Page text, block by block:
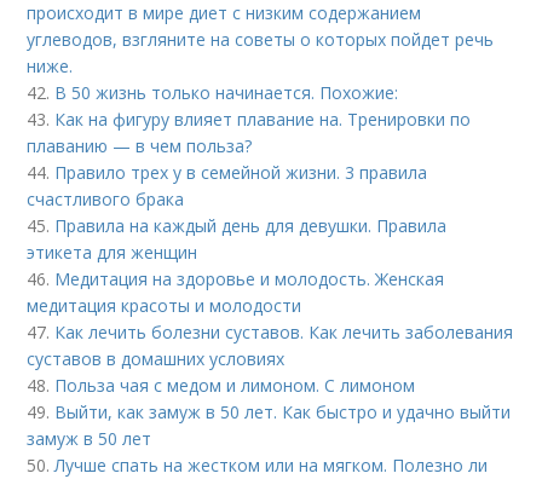
происходит в мире диет с низким содержанием
углеводов, взгляните на советы о которых пойдет речь
ниже.
42. В 50 жизнь только начинается. Похожие:
43. Как на фигуру влияет плавание на. Тренировки по
плаванию — в чем польза?
44. Правило трех у в семейной жизни. 3 правила
счастливого брака
45. Правила на каждый день для девушки. Правила
этикета для женщин
46. Медитация на здоровье и молодость. Женская
медитация красоты и молодости
47. Как лечить болезни суставов. Как лечить заболевания
суставов в домашних условиях
48. Польза чая с медом и лимоном. С лимоном
49. Выйти, как замуж в 50 лет. Как быстро и удачно выйти
замуж в 50 лет
50.Лучше спать на жестком или на мягком. Полезно ли